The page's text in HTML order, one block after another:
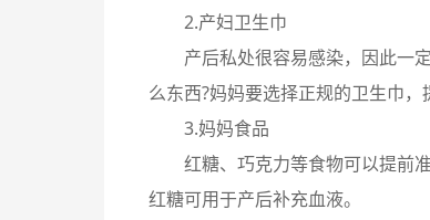
2.产妇卫生巾
产后私处很容易感染，因此一
么东西?妈妈要选择正规的卫生巾，
3.妈妈食品
红糖、巧克力等食物可以提前
红糖可用于产后补充血液。